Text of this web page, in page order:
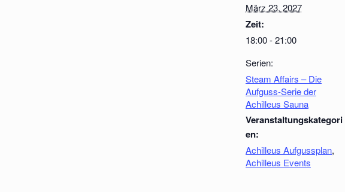
März 23, 2027
Zeit:
18:00 - 21:00
Serien:
Steam Affairs – Die
Aufguss-Serie der
Achilleus Sauna
Veranstaltungskategori
en:
Achilleus Aufgussplan,
Achilleus Events